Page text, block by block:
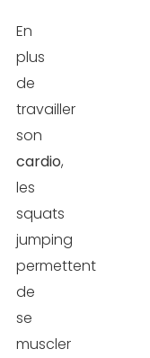
En
plus
de
travailler
son
cardio,
les
squats
jumping
permettent
de
se
muscler